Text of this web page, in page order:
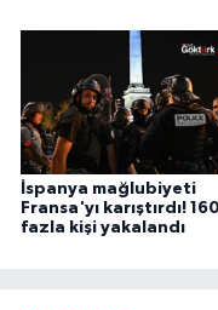
İspanya mağlubiyeti
Fransa'yı karıştırdı!
fazla kişi yakalandı